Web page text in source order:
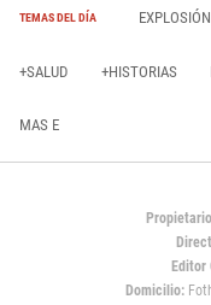
TEMAS DEL DÍA
+SALUD +HISTORIAS
MAS E
Editor
Domicilio: